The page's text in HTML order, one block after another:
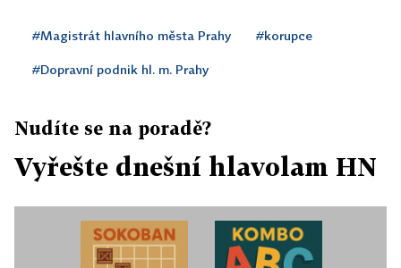
#Magistrát hlavního města Prahy #korupce
#Dopravní podnik hl. m. Prahy
Nudíte se na poradě?
Vyřešte dnešní hlavolam HN